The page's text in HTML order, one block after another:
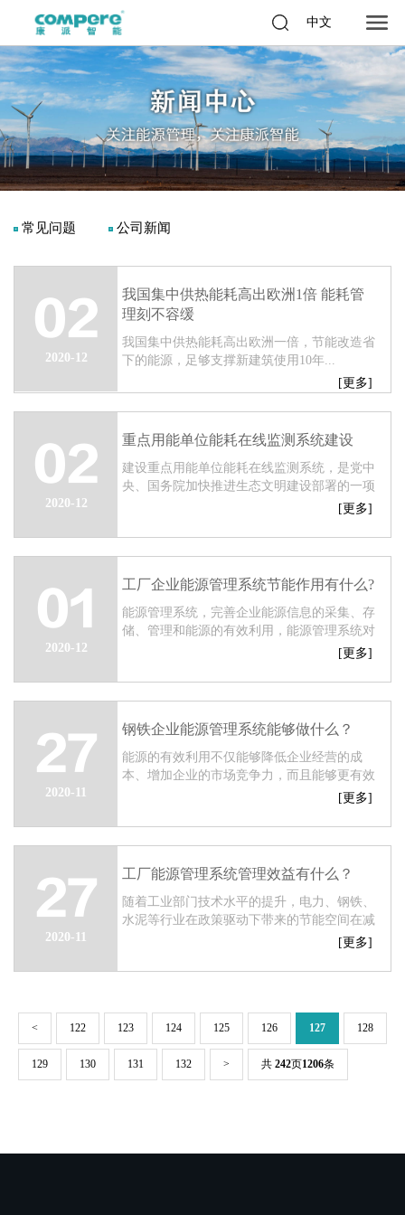
中文
常见问题 公司新闻
02
2020-12
我国集中供热能耗高出欧洲1倍 能耗管
理刻不容缓
我国集中供热能耗高出欧洲一倍，​节能改造省
下的能源，足够支撑新建筑使用10年...
[更多]
02
2020-12
重点用能单位能耗在线监测系统建设
​建设重点用能单位能耗在线监测系统，是党中
央、国务院加快推进生态文明建设部署的一项
重要任务，各地区要加强组织领导，逐级分解
[更多]
01
2020-12
工厂企业能源管理系统节能作用有什么?
能源管理系统，完善企业能源信息的采集、存
储、管理和能源的有效利用，能源管理系统对
能源数据进行校验、分析和处理，能源管理部
能...
[更多]
27
2020-11
钢铁企业能源管理系统能够做什么？
能源的有效利用不仅能够降低企业经营的成
本、增加企业的市场竞争力，而且能够更有效
的保护环境、建立节约型社会、实现可持续发
段之...
[更多]
27
2020-11
工厂能源管理系统管理效益有什么？
随着工业部门技术水平的提升，电力、钢铁、
水泥等行业在政策驱动下带来的节能空间在减
小，淘汰落后产能等刚性节能措施的潜力愈发
大，...
[更多]
< 122 123 124 125 126 127 128
129 130 131 132 > 共 242页1206条